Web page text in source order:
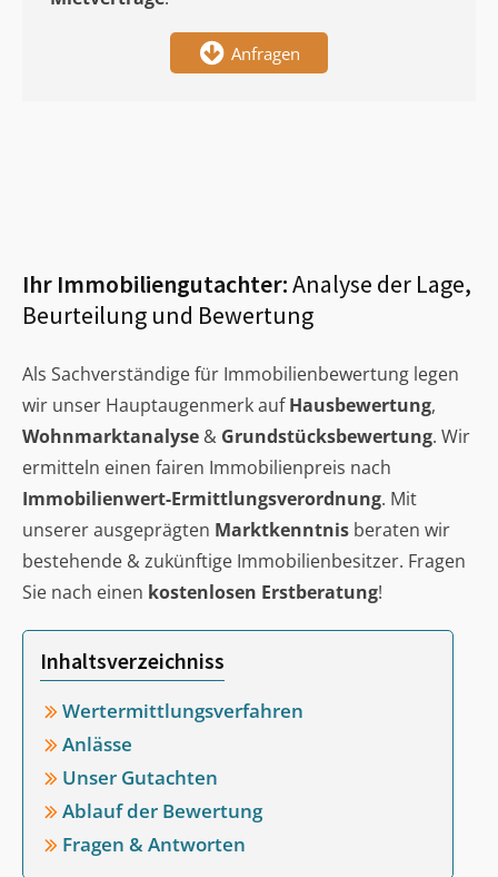
Anfragen
Ihr Immobiliengutachter:Analyse der Lage,
Beurteilung und Bewertung
Als Sachverständige für Immobilienbewertung legen
wir unser Hauptaugenmerk aufHausbewertung,
Wohnmarktanalyse & Grundstücksbewertung. Wir
ermitteln einen fairen Immobilienpreis nach
Immobilienwert-Ermittlungsverordnung. Mit
unserer ausgeprägten Marktkenntnis beraten wir
bestehende & zukünftige Immobilienbesitzer. Fragen
Sie nach einen kostenlosen Erstberatung!
Inhaltsverzeichniss
Wertermittlungsverfahren
Anlässe
Unser Gutachten
Ablauf der Bewertung
Fragen & Antworten